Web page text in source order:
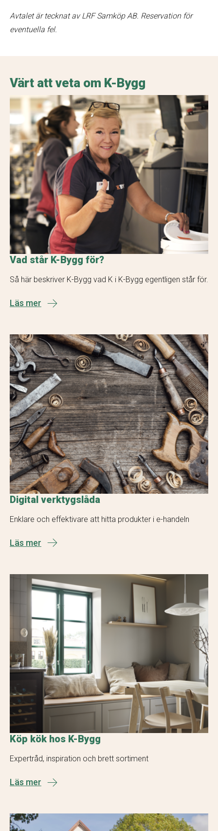
Avtalet är tecknat av LRF Samköp AB. Reservation för
eventuella fel.
Värt att veta om K-Bygg
Vad står K-Bygg för?
Så här beskriver K-Bygg vad K i K-Bygg egentligen står för.
Läs mer
Digital verktygslåda
Enklare och effektivare att hitta produkter i e-handeln
Läs mer
Köp kök hos K-Bygg
Expertråd, inspiration och brett sortiment
Läs mer